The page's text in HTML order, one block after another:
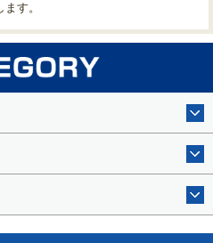
す。